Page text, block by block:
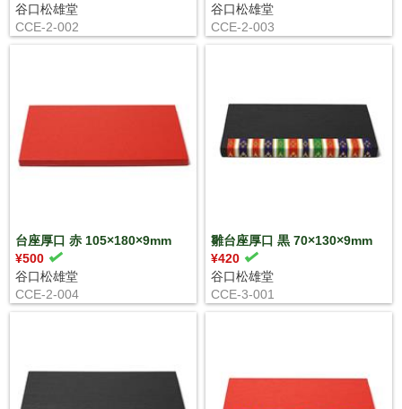
谷口松雄堂
CCE-2-002
谷口松雄堂
CCE-2-003
台座厚口 赤 105×180×9mm
¥500
谷口松雄堂
CCE-2-004
雛台座厚口 黒 70×130×9mm
¥420
谷口松雄堂
CCE-3-001